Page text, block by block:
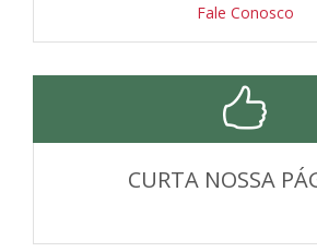
Fale Conosco
CURTA NOSSA